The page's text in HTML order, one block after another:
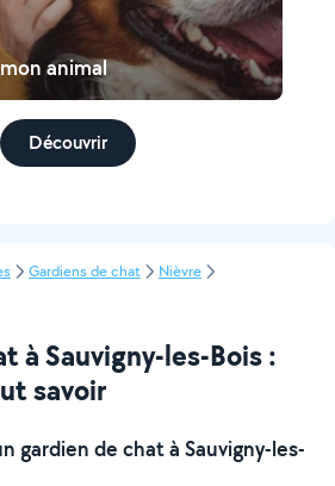
animal
Découvrir
Gardiens de chat
Nièvre
à Sauvigny-les-Bois :
savoir
gardien de chat à Sauvigny-les-